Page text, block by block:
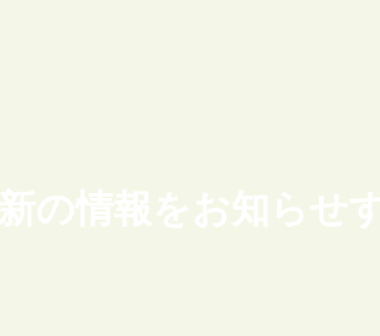
の情報をお知らせ